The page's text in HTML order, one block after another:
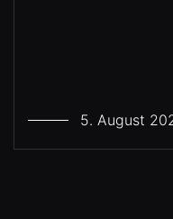
5. August